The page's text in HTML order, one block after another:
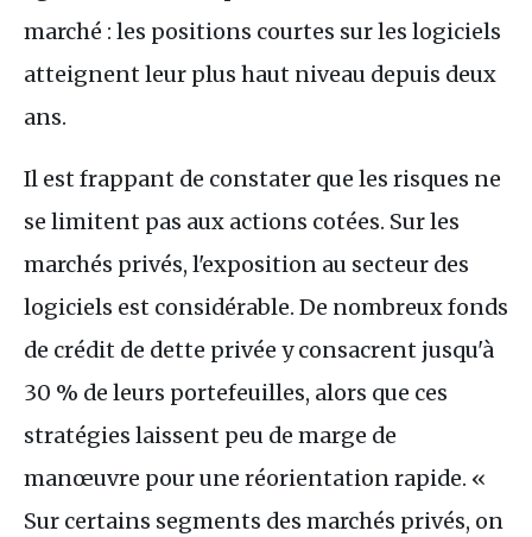
marché : les positions courtes sur les logiciels
atteignent leur plus haut niveau depuis deux
ans.
Il est frappant de constater que les risques ne
se limitent pas aux actions cotées. Sur les
marchés privés, l'exposition au secteur des
logiciels est considérable. De nombreux fonds
de crédit de dette privée y consacrent jusqu'à
30 % de leurs portefeuilles, alors que ces
stratégies laissent peu de marge de
manœuvre pour une réorientation rapide. «
Sur certains segments des marchés privés, on